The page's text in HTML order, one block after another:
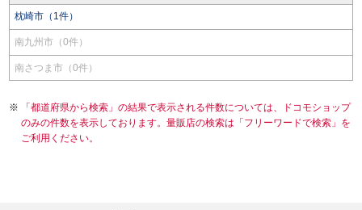
枕崎市（1件）
南九州市（0件）
南さつま市（0件）
「都道府県から検索」の結果で表示される件数については、ドコモショップ
のみの件数を表示しております。量販店の検索は「フリーワードで検索」を
ご利用ください。